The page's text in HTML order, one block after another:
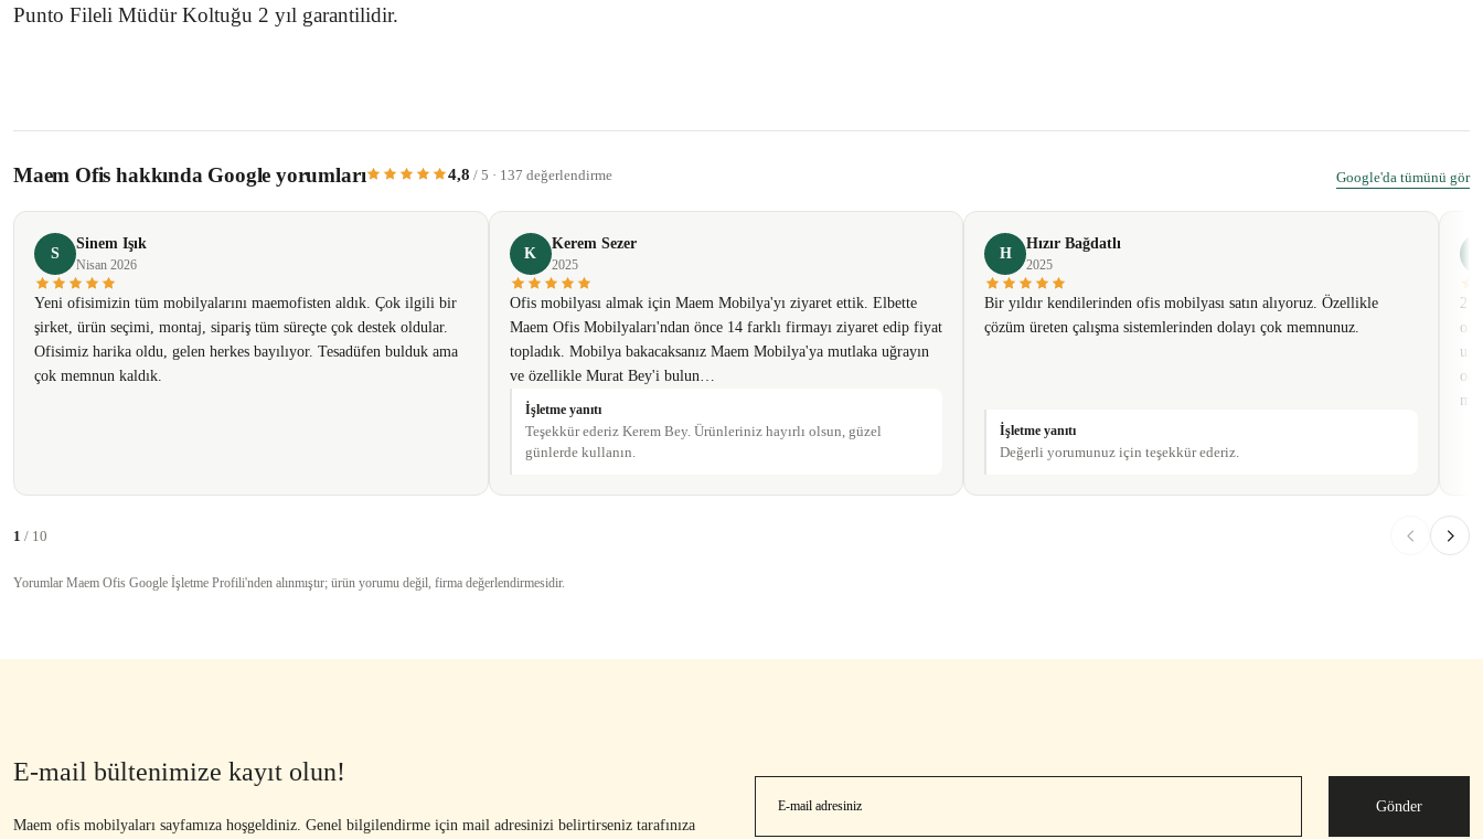
Punto Fileli Müdür Koltuğu 2 yıl garantilidir.
Yorum Yaz
Görüş ve önerileriniz için teşekkür ederiz.
Ürün resmi kalitesiz, bozuk veya görüntülenemiyor.
Ürün açıklamasında eksik bilgiler bulunuyor.
Ürün bilgilerinde hatalar bulunuyor.
Ürün fiyatı diğer sitelerden daha pahalı.
Bu ürüne benzer farklı alternatifler olmalı.
Maem Ofis hakkında Google yorumları 4,8 / 5 · 137 değerlendirme Google'da tümünü gör
S
Sinem Işık
Nisan 2026
Yeni ofisimizin tüm mobilyalarını maemofisten aldık. Çok ilgili bir
şirket, ürün seçimi, montaj, sipariş tüm süreçte çok destek oldular.
Ofisimiz harika oldu, gelen herkes bayılıyor. Tesadüfen bulduk ama
çok memnun kaldık.
K
Kerem Sezer
2025
Ofis mobilyası almak için Maem Mobilya'yı ziyaret ettik. Elbette
Maem Ofis Mobilyaları'ndan önce 14 farklı firmayı ziyaret edip fiyat
topladık. Mobilya bakacaksanız Maem Mobilya'ya mutlaka uğrayın
ve özellikle Murat Bey'i bulun…
İşletme yanıtı
Teşekkür ederiz Kerem Bey. Ürünleriniz hayırlı olsun, güzel
günlerde kullanın.
H
Hızır Bağdatlı
2025
Bir yıldır kendilerinden ofis mobilyası satın alıyoruz. Özellikle
çözüm üreten çalışma sistemlerinden dolayı çok memnunuz.
İşletme yanıtı
Değerli yorumunuz için teşekkür ederiz.
2
1 / 10
Yorumlar Maem Ofis Google İşletme Profili'nden alınmıştır; ürün yorumu değil, firma değerlendirmesidir.
E-mail bültenimize kayıt olun!
Maem ofis mobilyaları sayfamıza hoşgeldiniz. Genel bilgilendirme için mail adresinizi belirtirseniz tarafınıza
Gönder